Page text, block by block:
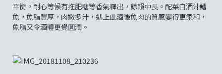
平衡，耐心等候有拖肥糖等香氣釋出，餘韻中長。配菜白酒汁鱈
魚，魚脂豐厚，肉嫩多汁，遇上此酒後魚肉的質感變得更柔和，
魚脂又令酒體更覺圓潤。